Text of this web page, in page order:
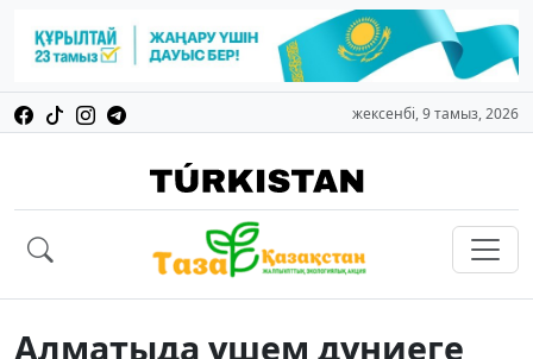
жексенбі, 9 тамыз, 2026
Алматыда үшем дүниеге